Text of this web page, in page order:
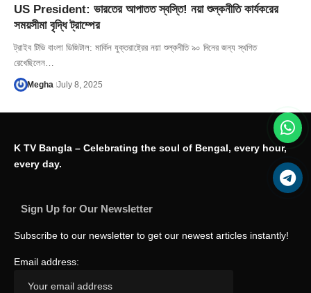
US President: ভারতের আপাতত স্বস্তি! নয়া শুল্কনীতি কার্যকরের
সময়সীমা বৃদ্ধি ট্রাম্পের
ট্রাইব টিভি বাংলা ডিজিটাল: মার্কিন যুক্তরাষ্ট্রের নয়া শুল্কনীতি ৯০ দিনের জন্য স্থগিত
রেখেছিলেন…
Megha July 8, 2025
K TV Bangla – Celebrating the soul of Bengal, every hour,
every day.
Sign Up for Our Newsletter
Subscribe to our newsletter to get our newest articles instantly!
Email address: